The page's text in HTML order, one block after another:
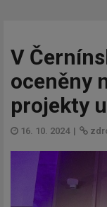
V
oceněny
projekty
16. 10. 2024 |